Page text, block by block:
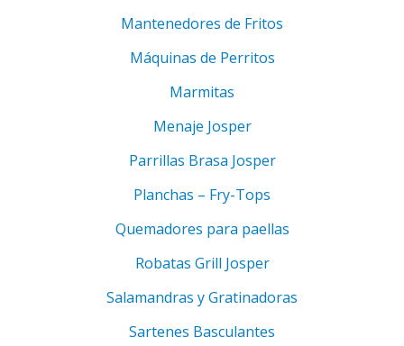
Mantenedores de Fritos
Máquinas de Perritos
Marmitas
Menaje Josper
Parrillas Brasa Josper
Planchas – Fry-Tops
Quemadores para paellas
Robatas Grill Josper
Salamandras y Gratinadoras
Sartenes Basculantes